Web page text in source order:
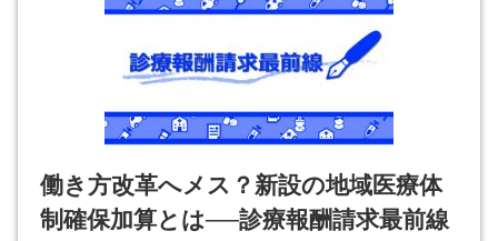
働き方改革へメス？新設の地域医療体
制確保加算とは──診療報酬請求最前線